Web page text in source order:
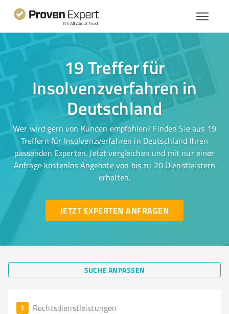
19 Treffer für
Insolvenzverfahren in
Deutschland
Wer wird gern von Kunden empfohlen? Finden Sie aus 19
Treffern für Insolvenzverfahren in Deutschland Ihren
passenden Experten. Jetzt vergleichen und mit nur einer
Anfrage kostenlos Angebote von bis zu 20 Dienstleistern
erhalten.
JETZT EXPERTEN ANFRAGEN
SUCHE ANPASSEN
1 Rechtsdienstleistungen